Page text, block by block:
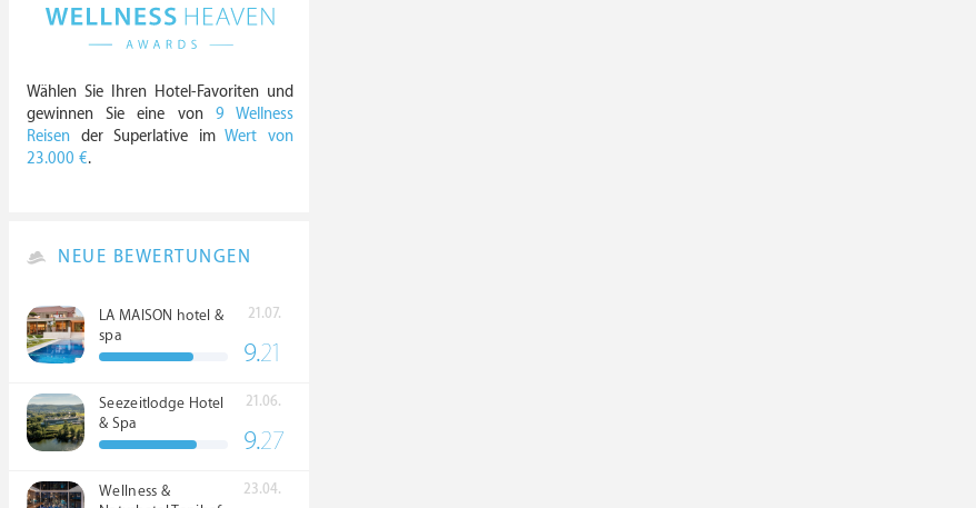
Wählen Sie Ihren Hotel-Favoriten und
gewinnen Sie eine von 9 Wellness
Reisen der Superlative imWert von
23.000 €.
NEUE BEWERTUNGEN
LA MAISON hotel &
spa
21.07.
9.21
Seezeitlodge Hotel
& Spa
21.06.
9.27
Wellness &
23.04.